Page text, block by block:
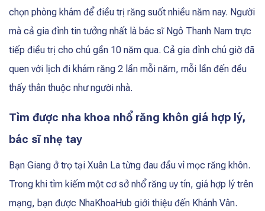
chọn phòng khám để điều trị răng suốt nhiều năm nay. Người
mà cả gia đình tin tưởng nhất là bác sĩ Ngô Thanh Nam trực
tiếp điều trị cho chú gần 10 năm qua. Cả gia đình chú giờ đã
quen với lịch đi khám răng 2 lần mỗi năm, mỗi lần đến đều
thấy thân thuộc như người nhà.
Tìm được nha khoa nhổ răng khôn giá hợp lý,
bác sĩ nhẹ tay
Bạn Giang ở trọ tại Xuân La từng đau đầu vì mọc răng khôn.
Trong khi tìm kiếm một cơ sở nhổ răng uy tín, giá hợp lý trên
mạng, bạn được NhaKhoaHub giới thiệu đến Khánh Vân.